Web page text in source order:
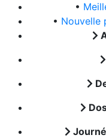
•
• Nouvelle